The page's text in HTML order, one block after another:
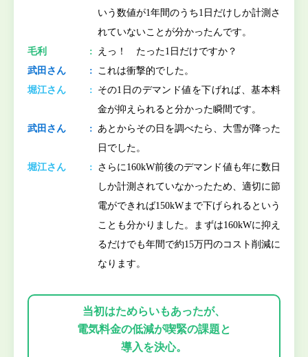
いう数値が1年間のうち1日だけしか計測さ
れていないことが分かったんです。
毛利
えっ！ たった1日だけですか？
武田さん
これは衝撃的でした。
堀江さん
その1日のデマンド値を下げれば、基本料
金が抑えられると分かった瞬間です。
武田さん
あとからその日を調べたら、大雪が降った
日でした。
堀江さん
さらに160kW前後のデマンド値も年に数日
しか計測されていなかったため、適切に節
電ができれば150kWまで下げられるという
ことも分かりました。まずは160kWに抑え
るだけでも年間で約15万円のコスト削減に
なります。
当初はためらいもあったが、
電気料金の低減が喫緊の課題と
導入を決心。